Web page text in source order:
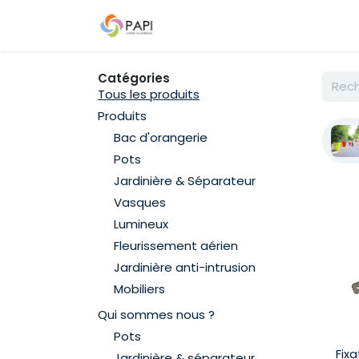
Catégories
Tous les produits
Produits
Bac d'orangerie
Pots
Jardinière & Séparateur
Vasques
Lumineux
Fleurissement aérien
Jardinière anti-intrusion
Mobiliers
Qui sommes nous ?
Pots